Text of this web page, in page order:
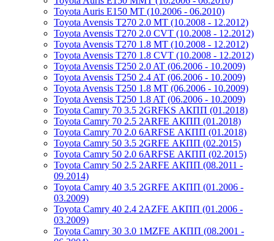
Toyota Auris E150 MT (10.2006 - 06.2010)
Toyota Avensis T270 2.0 MT (10.2008 - 12.2012)
Toyota Avensis T270 2.0 CVT (10.2008 - 12.2012)
Toyota Avensis T270 1.8 MT (10.2008 - 12.2012)
Toyota Avensis T270 1.8 CVT (10.2008 - 12.2012)
Toyota Avensis T250 2.0 AT (06.2006 - 10.2009)
Toyota Avensis T250 2.4 AT (06.2006 - 10.2009)
Toyota Avensis T250 1.8 MT (06.2006 - 10.2009)
Toyota Avensis T250 1.8 AT (06.2006 - 10.2009)
Toyota Camry 70 3.5 2GRFKS АКПП (01.2018)
Toyota Camry 70 2.5 2ARFE АКПП (01.2018)
Toyota Camry 70 2.0 6ARFSE АКПП (01.2018)
Toyota Camry 50 3.5 2GRFE АКПП (02.2015)
Toyota Camry 50 2.0 6ARFSE АКПП (02.2015)
Toyota Camry 50 2.5 2ARFE АКПП (08.2011 -
09.2014)
Toyota Camry 40 3.5 2GRFE АКПП (01.2006 -
03.2009)
Toyota Camry 40 2.4 2AZFE АКПП (01.2006 -
03.2009)
Toyota Camry 30 3.0 1MZFE АКПП (08.2001 -